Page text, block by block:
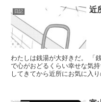
日記 近
わたしは銭湯が大好きだ。 「銭湯」・・・、そう言葉を聞いただけ
で心がおどるくらい幸せな気持ちになる。 しかし
してきてから近所にお気に入りの